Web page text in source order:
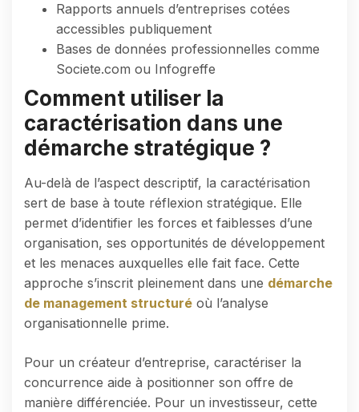
Rapports annuels d’entreprises cotées
accessibles publiquement
Bases de données professionnelles comme
Societe.com ou Infogreffe
Comment utiliser la
caractérisation dans une
démarche stratégique ?
Au-delà de l’aspect descriptif, la caractérisation
sert de base à toute réflexion stratégique. Elle
permet d’identifier les forces et faiblesses d’une
organisation, ses opportunités de développement
et les menaces auxquelles elle fait face. Cette
approche s’inscrit pleinement dans une démarche
de management structuré où l’analyse
organisationnelle prime.
Pour un créateur d’entreprise, caractériser la
concurrence aide à positionner son offre de
manière différenciée. Pour un investisseur, cette